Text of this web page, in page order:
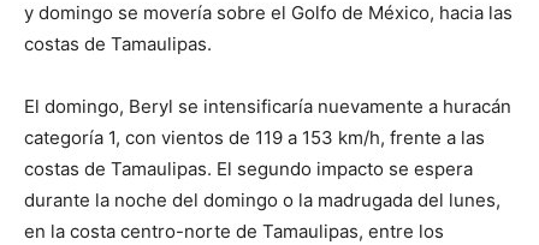
y domingo se movería sobre el Golfo de México, hacia las
costas de Tamaulipas.
El domingo, Beryl se intensificaría nuevamente a huracán
categoría 1, con vientos de 119 a 153 km/h, frente a las
costas de Tamaulipas. El segundo impacto se espera
durante la noche del domingo o la madrugada del lunes,
en la costa centro-norte de Tamaulipas, entre los